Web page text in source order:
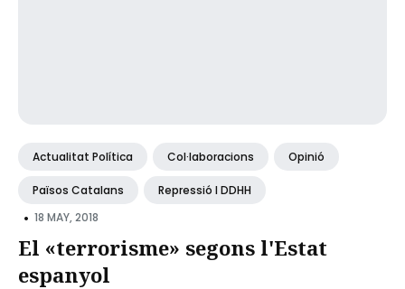
Actualitat Política Col·laboracions Opinió
Països Catalans Repressió I DDHH
• 18 MAY, 2018
El «terrorisme» segons l'Estat
espanyol